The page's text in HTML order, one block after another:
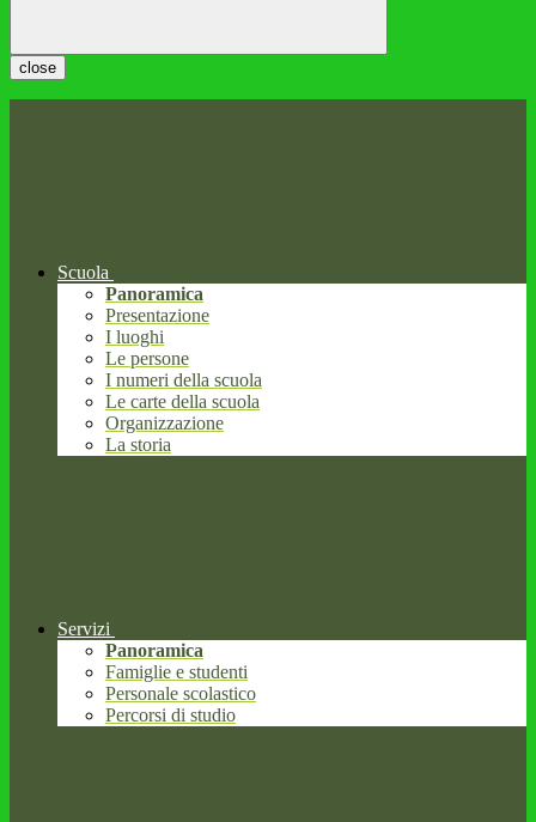
close
Scuola
Panoramica
Presentazione
I luoghi
Le persone
I numeri della scuola
Le carte della scuola
Organizzazione
La storia
Servizi
Panoramica
Famiglie e studenti
Personale scolastico
Percorsi di studio